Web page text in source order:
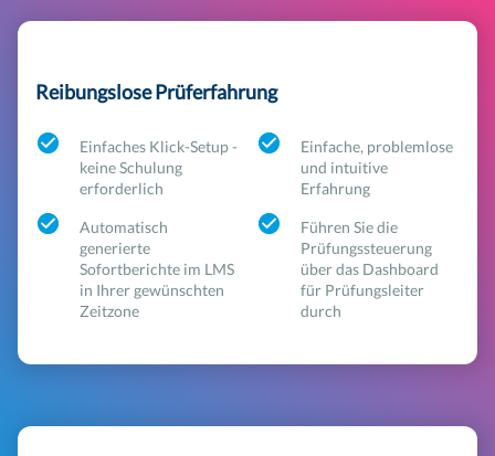
Reibungslose Prüferfahrung
Einfaches Klick-Setup -
keine Schulung
erforderlich
Automatisch
generierte
Sofortberichte im LMS
in Ihrer gewünschten
Zeitzone
Einfache, problemlose
und intuitive
Erfahrung
Führen Sie die
Prüfungssteuerung
über das Dashboard
für Prüfungsleiter
durch